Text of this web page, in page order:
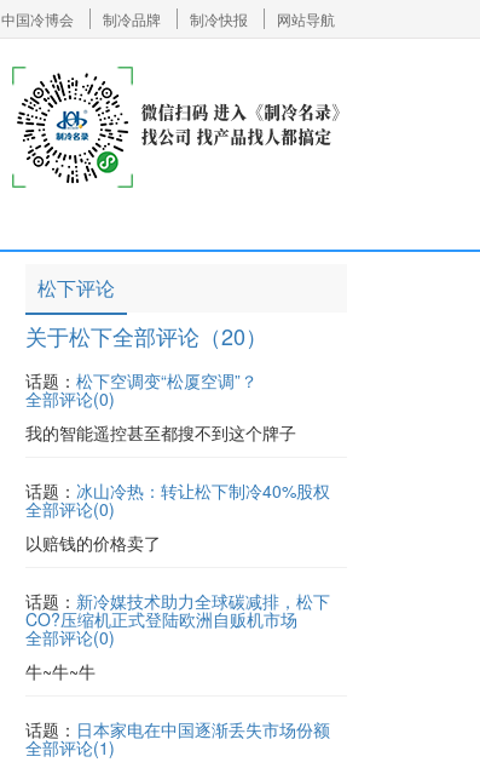
中国冷博会 制冷品牌 制冷快报 网站导航
松下评论
关于松下全部评论（20）
话题： 松下空调变“松厦空调”？
全部评论(0)
我的智能遥控甚至都搜不到这个牌子
话题： 冰山冷热：转让松下制冷40%股权
全部评论(0)
以赔钱的价格卖了
话题： 新冷媒技术助力全球碳减排，松下
CO?压缩机正式登陆欧洲自贩机市场
全部评论(0)
牛~牛~牛
话题： 日本家电在中国逐渐丢失市场份额
全部评论(1)